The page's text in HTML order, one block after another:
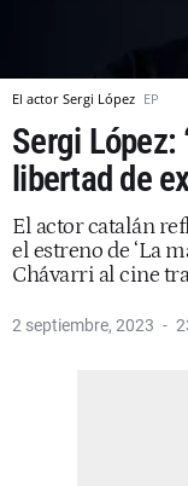
El actor Sergi López EP
Sergi López:
libertad de
El actor catalán
el estreno de ‘La
Chávarri al cine
2 septiembre, 2023